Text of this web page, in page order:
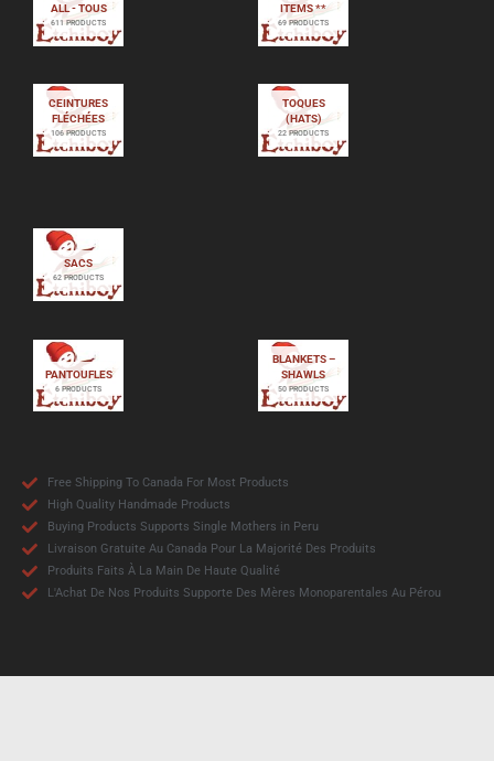
ALL - TOUS
611 PRODUCTS
ITEMS **
69 PRODUCTS
CEINTURES
FLÉCHÉES
106 PRODUCTS
TOQUES
(HATS)
22 PRODUCTS
SACS
62 PRODUCTS
PANTOUFLES
6 PRODUCTS
BLANKETS –
SHAWLS
50 PRODUCTS
Free Shipping To Canada For Most Products
High Quality Handmade Products
Buying Products Supports Single Mothers in Peru
Livraison Gratuite Au Canada Pour La Majorité Des Produits
Produits Faits À La Main De Haute Qualité
L'Achat De Nos Produits Supporte Des Mères Monoparentales Au Pérou